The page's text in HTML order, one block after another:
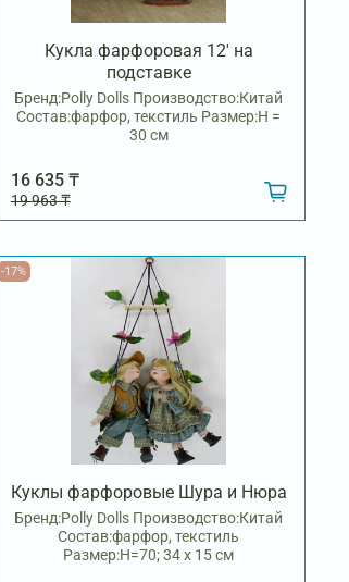
Кукла фарфоровая 12' на
подставке
Бренд:Polly Dolls Производство:Китай
Состав:фарфор, текстиль Размер:H =
30 см
16 635 ₸
19 963 ₸
-17%
Куклы фарфоровые Шура и Нюра
Бренд:Polly Dolls Производство:Китай
Состав:фарфор, текстиль
Размер:H=70; 34 х 15 см